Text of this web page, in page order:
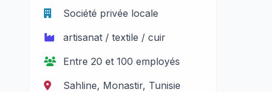
Société privée locale
artisanat / textile / cuir
Entre 20 et 100 employés
Sahline, Monastir, Tunisie